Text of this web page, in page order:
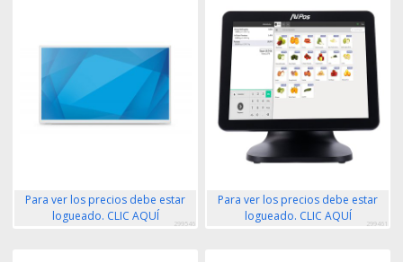
Para ver los precios debe estar
logueado. CLIC AQUÍ
299546
Para ver los precios debe estar
logueado. CLIC AQUÍ
299461